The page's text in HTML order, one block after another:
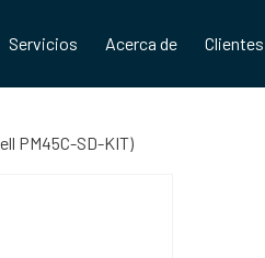
Servicios Acerca de Clientes
PM45C-SD-KIT)